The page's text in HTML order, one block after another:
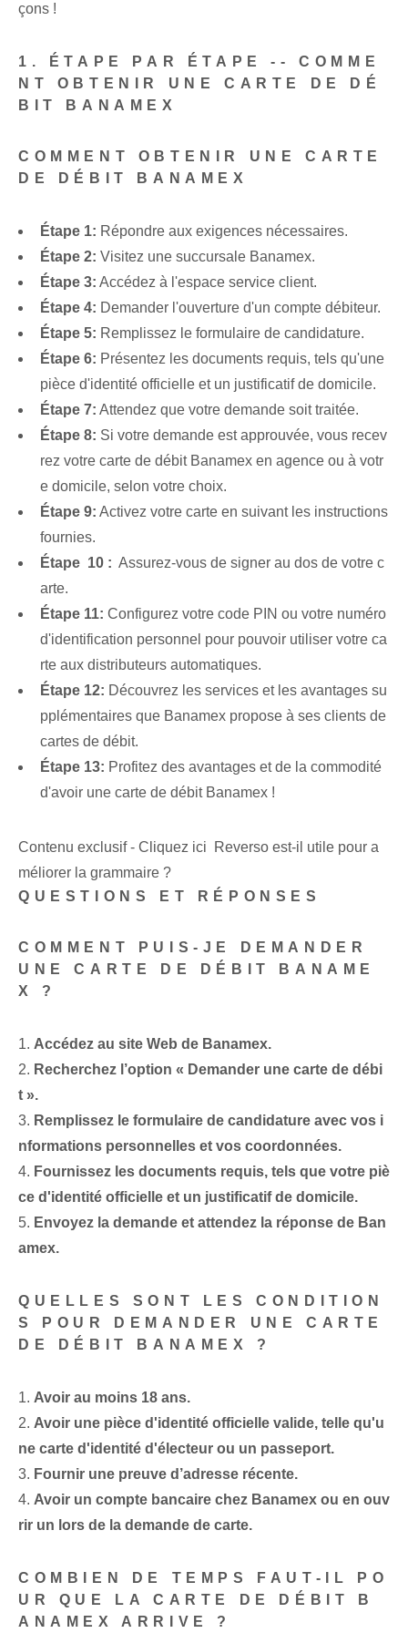
çons !
1. ÉTAPE PAR ÉTAPE -- COMME
NT OBTENIR UNE CARTE DE DÉ
BIT BANAMEX
COMMENT OBTENIR UNE CARTE
DE DÉBIT BANAMEX
Étape 1: Répondre aux exigences nécessaires.
Étape 2: Visitez une succursale Banamex.
Étape 3: Accédez à l'espace service client.
Étape 4: Demander l'ouverture d'un compte débiteur.
Étape 5: Remplissez le formulaire de candidature.
Étape 6: Présentez les documents requis, tels qu'une
pièce d'identité officielle et un justificatif de domicile.
Étape 7: Attendez⁤ que votre demande soit traitée.
Étape 8: Si votre demande est approuvée, vous recev
rez votre carte de débit Banamex en agence ou à votr
e domicile, selon votre choix.
Étape 9: Activez votre⁤ carte en suivant​ les​ instructions
fournies.
Étape ⁢ 10 : ‍ Assurez-vous de signer au dos de votre c
arte.
Étape 11: ⁢Configurez votre code PIN ou votre numéro
d'identification personnel pour pouvoir utiliser votre ca
rte aux distributeurs automatiques.
Étape 12: Découvrez les services⁢ et les avantages su
pplémentaires⁤ que Banamex propose à ses clients de
cartes de débit⁤.
Étape 13: ⁣Profitez des avantages⁣ et⁢ de la commodité
d'avoir une carte de débit Banamex !
Contenu exclusif - Cliquez ici Reverso est-il utile pour a
méliorer la grammaire ?
QUESTIONS ET RÉPONSES
COMMENT PUIS-JE DEMANDER
UNE CARTE DE DÉBIT BANAME
X ?
1. Accédez au site Web de Banamex⁢.
2. Recherchez l’option « Demander une carte de débi
t ».
3. Remplissez le formulaire de candidature avec vos i
nformations personnelles et vos coordonnées.
4. Fournissez les documents requis, tels que votre piè
ce d'identité officielle et un justificatif de domicile.
5. Envoyez la demande et attendez la réponse de Ban
amex.
QUELLES SONT LES CONDITION
S POUR DEMANDER UNE CARTE
DE DÉBIT BANAMEX ?
1. Avoir au moins 18 ans.
2. Avoir⁤ une pièce d'identité officielle valide, telle qu'u
ne carte d'identité d'électeur ou un passeport.
3. Fournir une preuve d’adresse récente.
4. Avoir un compte bancaire chez Banamex ou en ouv
rir un lors de la demande de carte.
COMBIEN DE TEMPS FAUT-IL PO
UR QUE LA CARTE DE DÉBIT B
ANAMEX ARRIVE ?